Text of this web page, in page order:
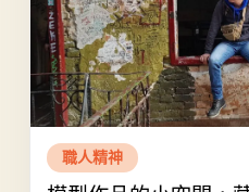
職人精神